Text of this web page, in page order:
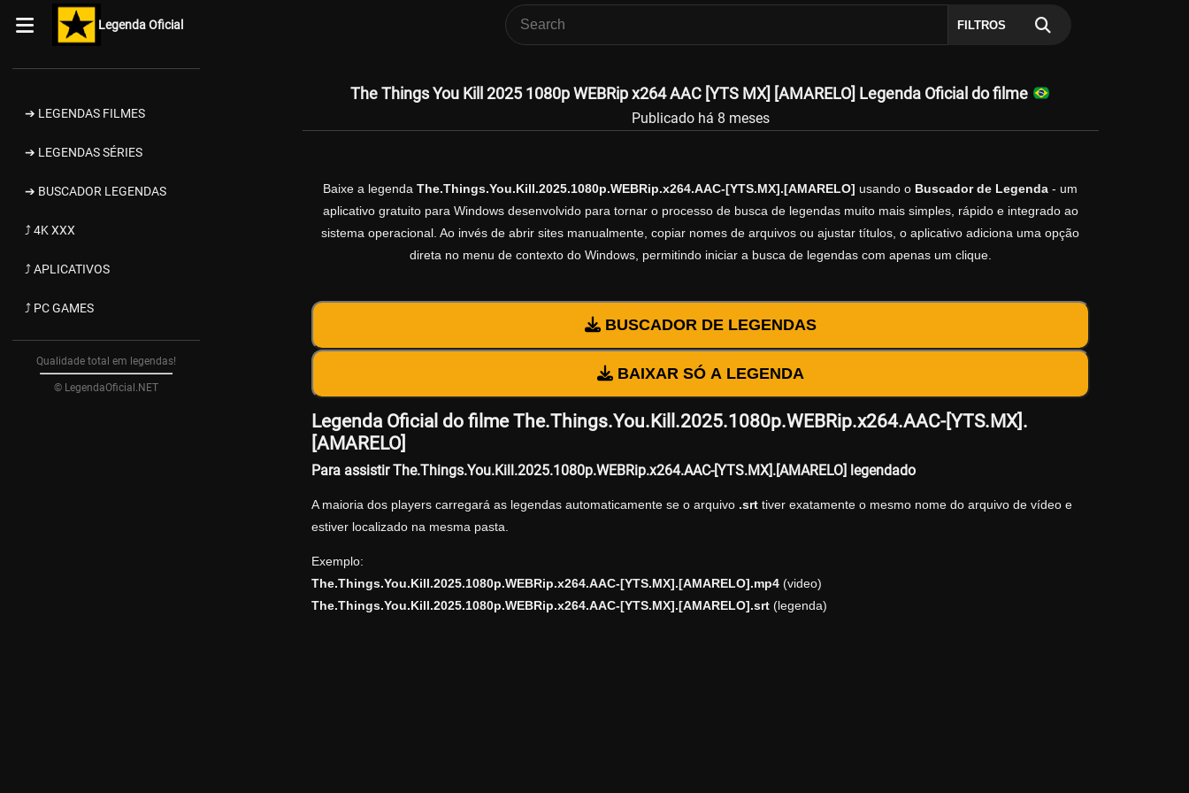
Legenda Oficial FILTROS
➔ LEGENDAS FILMES
➔ LEGENDAS SÉRIES
➔ BUSCADOR LEGENDAS
⤴ 4K XXX
⤴ APLICATIVOS
⤴ PC GAMES
Qualidade total em legendas!
© LegendaOficial.NET
The Things You Kill 2025 1080p WEBRip x264 AAC [YTS MX] [AMARELO] Legenda Oficial do filme
Publicado há 8 meses
Baixe a legenda The.Things.You.Kill.2025.1080p.WEBRip.x264.AAC-[YTS.MX].[AMARELO] usando o Buscador de Legenda - um
aplicativo gratuito para Windows desenvolvido para tornar o processo de busca de legendas muito mais simples, rápido e integrado ao
sistema operacional. Ao invés de abrir sites manualmente, copiar nomes de arquivos ou ajustar títulos, o aplicativo adiciona uma opção
direta no menu de contexto do Windows, permitindo iniciar a busca de legendas com apenas um clique.
BUSCADOR DE LEGENDAS
BAIXAR SÓ A LEGENDA
Legenda Oficial do filme The.Things.You.Kill.2025.1080p.WEBRip.x264.AAC-[YTS.MX].
[AMARELO]
Para assistir The.Things.You.Kill.2025.1080p.WEBRip.x264.AAC-[YTS.MX].[AMARELO] legendado
A maioria dos players carregará as legendas automaticamente se o arquivo .srttiver exatamente o mesmo nome do arquivo de vídeo e
estiver localizado na mesma pasta.
Exemplo:
The.Things.You.Kill.2025.1080p.WEBRip.x264.AAC-[YTS.MX].[AMARELO].mp4(video)
The.Things.You.Kill.2025.1080p.WEBRip.x264.AAC-[YTS.MX].[AMARELO].srt(legenda)